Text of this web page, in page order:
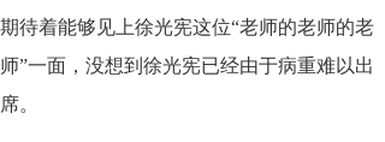
期待着能够见上徐光宪这位“老师的老师的老
师”一面，没想到徐光宪已经由于病重难以出
席。